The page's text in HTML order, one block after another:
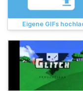
Eigene GIFs